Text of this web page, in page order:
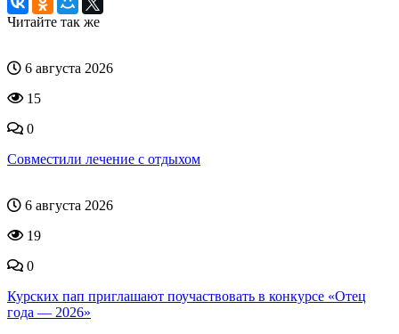
Читайте так же
6 августа 2026
15
0
Совместили лечение с отдыхом
6 августа 2026
19
0
Курских пап приглашают поучаствовать в конкурсе «Отец
года — 2026»